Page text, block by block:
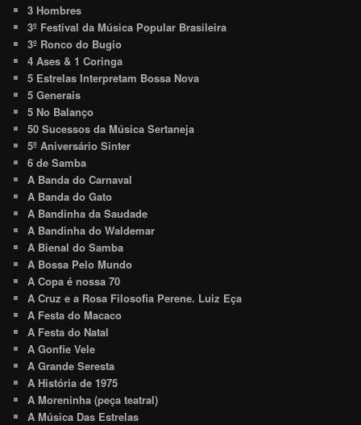
3 Hombres
3º Festival da Música Popular Brasileira
3º Ronco do Bugio
4 Ases & 1 Coringa
5 Estrelas Interpretam Bossa Nova
5 Generais
5 No Balanço
50 Sucessos da Música Sertaneja
5º Aniversário Sinter
6 de Samba
A Banda do Carnaval
A Banda do Gato
A Bandinha da Saudade
A Bandinha do Waldemar
A Bienal do Samba
A Bossa Pelo Mundo
A Copa é nossa 70
A Cruz e a Rosa Filosofia Perene. Luiz Eça
A Festa do Macaco
A Festa do Natal
A Gonfie Vele
A Grande Seresta
A História de 1975
A Moreninha (peça teatral)
A Música Das Estrelas